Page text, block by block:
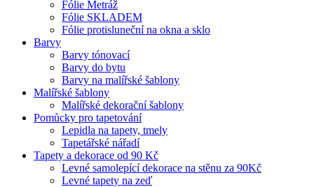
Fólie Metráž
Fólie SKLADEM
Fólie protisluneční na okna a sklo
Barvy
Barvy tónovací
Barvy do bytu
Barvy na malířské šablony
Malířské šablony
Malířské dekorační šablony
Pomůcky pro tapetování
Lepidla na tapety, tmely
Tapetářské nářadí
Tapety a dekorace od 90 Kč
Levné samolepící dekorace na stěnu za 90Kč
Levné tapety na zeď